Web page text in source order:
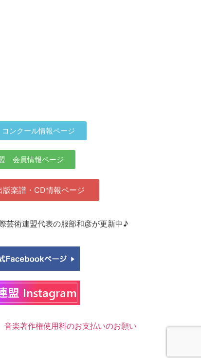
ンクール情報ページ
会員情報ページ
楽譜・CD情報ページ
術連盟代表の服部和彦が更新中♪
音楽著作権使用料のお支払いのお願い